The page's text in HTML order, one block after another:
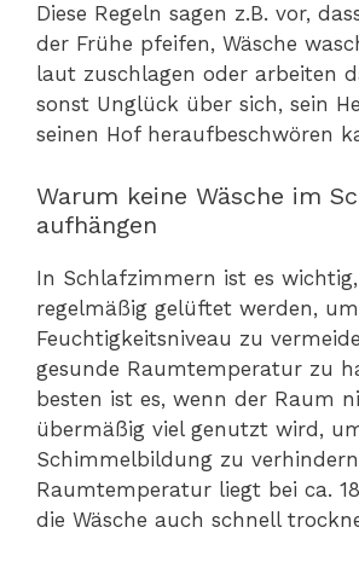
Diese Regeln sagen z.B. vor,
der Frühe pfeifen, Wäsche
laut zuschlagen oder arbeiten
sonst Unglück über sich, sein
seinen Hof heraufbeschwören
Warum keine Wäsche im
aufhängen
In Schlafzimmern ist es wichtig,
regelmäßig gelüftet werden,
Feuchtigkeitsniveau zu
gesunde Raumtemperatur zu
besten ist es, wenn der Raum
übermäßig viel genutzt wird,
Schimmelbildung zu
Raumtemperatur liegt bei ca.
die Wäsche auch schnell